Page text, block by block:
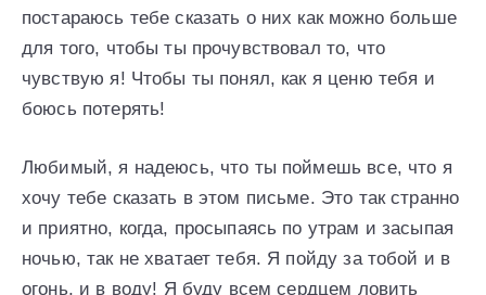
постараюсь тебе сказать о них как можно больше
для того, чтобы ты прочувствовал то, что
чувствую я! Чтобы ты понял, как я ценю тебя и
боюсь потерять!
Любимый, я надеюсь, что ты поймешь все, что я
хочу тебе сказать в этом письме. Это так странно
и приятно, когда, просыпаясь по утрам и засыпая
ночью, так не хватает тебя. Я пойду за тобой и в
огонь, и в воду! Я буду всем сердцем ловить